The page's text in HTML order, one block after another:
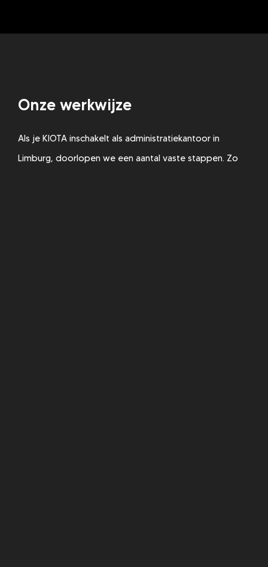
Onze werkwijze
Als je KIOTA inschakelt als administratiekantoor in
Limburg, doorlopen we een aantal vaste stappen. Zo